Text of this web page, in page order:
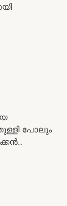
പോലും